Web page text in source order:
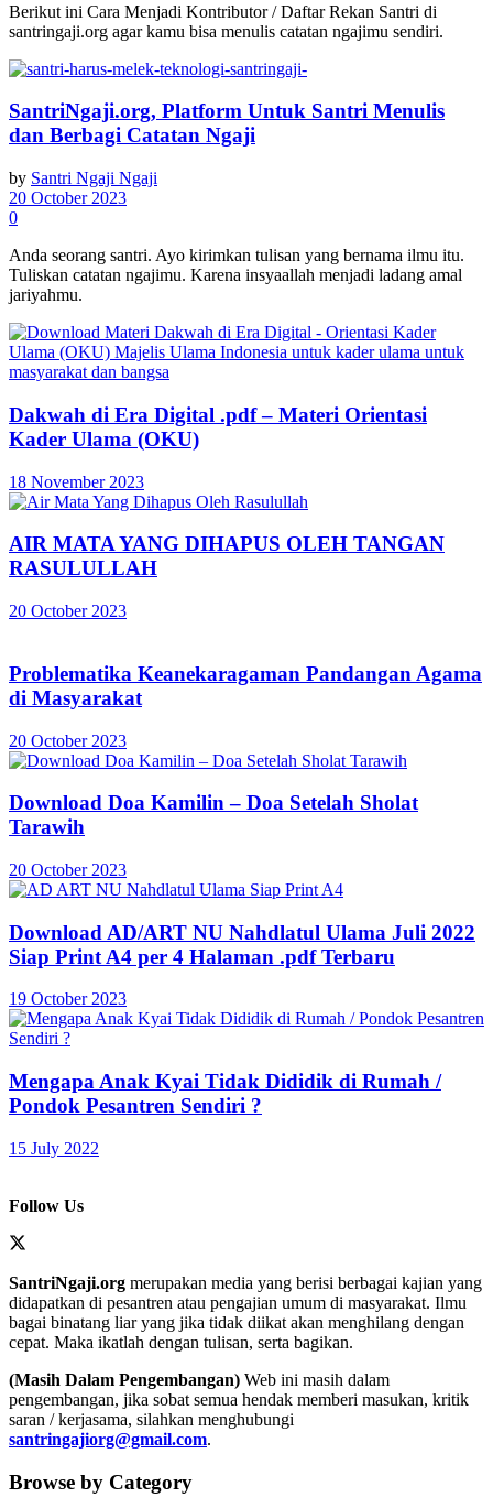
Berikut ini Cara Menjadi Kontributor / Daftar Rekan Santri di
santringaji.org agar kamu bisa menulis catatan ngajimu sendiri.
SantriNgaji.org, Platform Untuk Santri Menulis
dan Berbagi Catatan Ngaji
by Santri Ngaji Ngaji
20 October 2023
0
Anda seorang santri. Ayo kirimkan tulisan yang bernama ilmu itu.
Tuliskan catatan ngajimu. Karena insyaallah menjadi ladang amal
jariyahmu.
Dakwah di Era Digital .pdf – Materi Orientasi
Kader Ulama (OKU)
18 November 2023
AIR MATA YANG DIHAPUS OLEH TANGAN
RASULULLAH
20 October 2023
Problematika Keanekaragaman Pandangan Agama
di Masyarakat
20 October 2023
Download Doa Kamilin – Doa Setelah Sholat
Tarawih
20 October 2023
Download AD/ART NU Nahdlatul Ulama Juli 2022
Siap Print A4 per 4 Halaman .pdf Terbaru
19 October 2023
Mengapa Anak Kyai Tidak Dididik di Rumah /
Pondok Pesantren Sendiri ?
15 July 2022
Follow Us
SantriNgaji.org merupakan media yang berisi berbagai kajian yang
didapatkan di pesantren atau pengajian umum di masyarakat. Ilmu
bagai binatang liar yang jika tidak diikat akan menghilang dengan
cepat. Maka ikatlah dengan tulisan, serta bagikan.
(Masih Dalam Pengembangan) Web ini masih dalam
pengembangan, jika sobat semua hendak memberi masukan, kritik
saran / kerjasama, silahkan menghubungi
santringajiorg@gmail.com.
Browse by Category